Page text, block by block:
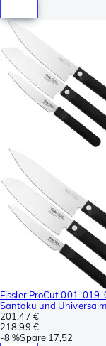
Fissler ProCut 001-
Santoku und
201,47 €
218,99 €
-8 %Spare 17,52